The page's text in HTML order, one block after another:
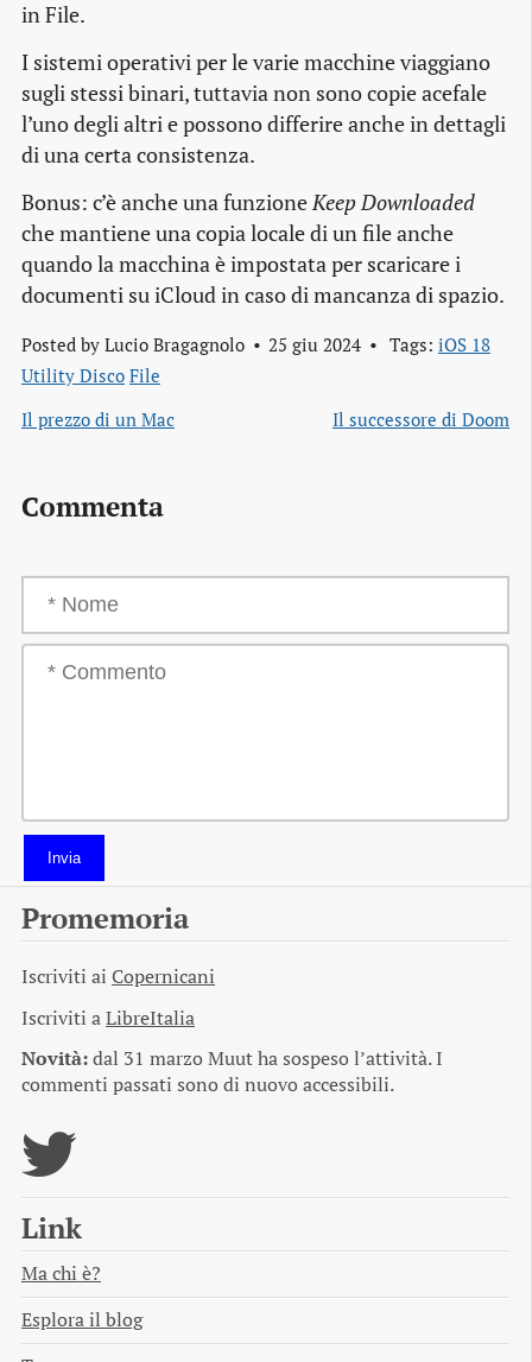
in File.
I sistemi operativi per le varie macchine viaggiano
sugli stessi binari, tuttavia non sono copie acefale
l’uno degli altri e possono differire anche in dettagli
di una certa consistenza.
Bonus: c’è anche una funzioneKeep Downloaded
che mantiene una copia locale di un file anche
quando la macchina è impostata per scaricare i
documenti su iCloud in caso di mancanza di spazio.
Posted by Lucio Bragagnolo 25 giu 2024 Tags: iOS 18
Utility Disco File
Il prezzo di un Mac
Il successore di Doom
Commenta
Invia
Promemoria
Iscriviti ai Copernicani
Iscriviti aLibreItalia
Novità:dal 31 marzo Muut ha sospeso l’attività. I
commenti passati sono di nuovo accessibili.
Link
Ma chi è?
Esplora il blog